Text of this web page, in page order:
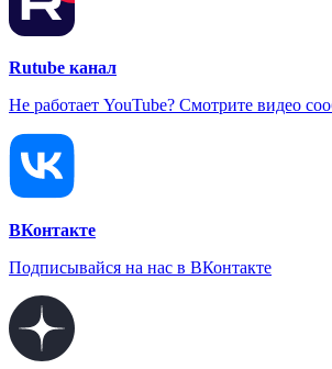
Rutube канал
Не работает YouTube? Смотрите видео
ВКонтакте
Подписывайся на нас в ВКонтакте